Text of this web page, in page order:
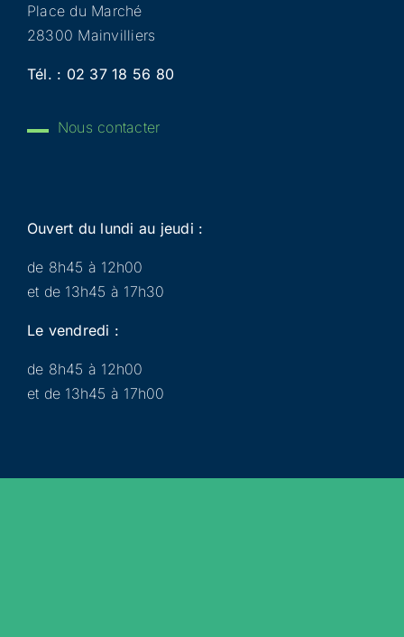
Place du Marché
28300 Mainvilliers
Tél. : 02 37 18 56 80
Nous contacter
Ouvert du lundi au jeudi :
de 8h45 à 12h00
et de 13h45 à 17h30
Le vendredi :
de 8h45 à 12h00
et de 13h45 à 17h00